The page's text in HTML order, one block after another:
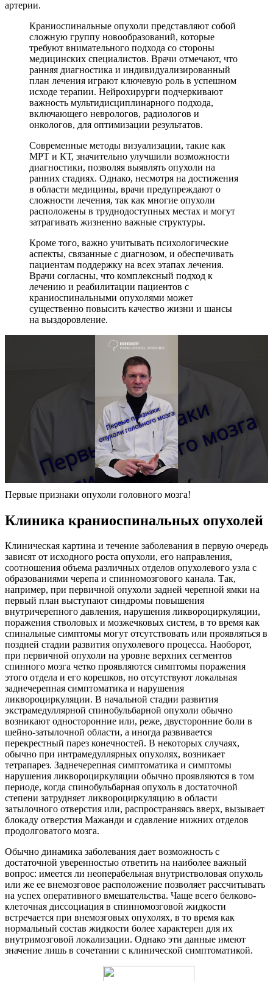
артерии.
Краниоспинальные опухоли представляют собой
сложную группу новообразований, которые
требуют внимательного подхода со стороны
медицинских специалистов. Врачи отмечают, что
ранняя диагностика и индивидуализированный
план лечения играют ключевую роль в успешном
исходе терапии. Нейрохирурги подчеркивают
важность мультидисциплинарного подхода,
включающего неврологов, радиологов и
онкологов, для оптимизации результатов.
Современные методы визуализации, такие как
МРТ и КТ, значительно улучшили возможности
диагностики, позволяя выявлять опухоли на
ранних стадиях. Однако, несмотря на достижения
в области медицины, врачи предупреждают о
сложности лечения, так как многие опухоли
расположены в труднодоступных местах и могут
затрагивать жизненно важные структуры.
Кроме того, важно учитывать психологические
аспекты, связанные с диагнозом, и обеспечивать
пациентам поддержку на всех этапах лечения.
Врачи согласны, что комплексный подход к
лечению и реабилитации пациентов с
краниоспинальными опухолями может
существенно повысить качество жизни и шансы
на выздоровление.
Первые признаки опухоли головного мозга!
Клиника краниоспинальных опухолей
Клиническая картина и течение заболевания в первую очередь
зависят от исходного роста опухоли, его направления,
соотношения объема различных отделов опухолевого узла с
образованиями черепа и спинномозгового канала. Так,
например, при первичной опухоли задней черепной ямки на
первый план выступают синдромы повышения
внутричерепного давления, нарушения ликвороциркуляции,
поражения стволовых и мозжечковых систем, в то время как
спинальные симптомы могут отсутствовать или проявляться в
поздней стадии развития опухолевого процесса. Наоборот,
при первичной опухоли на уровне верхних сегментов
спинного мозга четко проявляются симптомы поражения
этого отдела и его корешков, но отсутствуют локальная
заднечерепная симптоматика и нарушения
ликвороциркуляции. В начальной стадии развития
экстрамедуллярной спинобульбарной опухоли обычно
возникают односторонние или, реже, двусторонние боли в
шейно-затылочной области, а иногда развивается
перекрестный парез конечностей. В некоторых случаях,
обычно при интрамедуллярных опухолях, возникает
тетрапарез. Заднечерепная симптоматика и симптомы
нарушения ликвороциркуляции обычно проявляются в том
периоде, когда спинобульбарная опухоль в достаточной
степени затрудняет ликвороциркуляцию в области
затылочного отверстия или, распространяясь вверх, вызывает
блокаду отверстия Мажанди и сдавление нижних отделов
продолговатого мозга.
Обычно динамика заболевания дает возможность с
достаточной уверенностью ответить на наиболее важный
вопрос: имеется ли неоперабельная внутристволовая опухоль
или же ее внемозговое расположение позволяет рассчитывать
на успех оперативного вмешательства. Чаще всего белково-
клеточная диссоциация в спинномозговой жидкости
встречается при внемозговых опухолях, в то время как
нормальный состав жидкости более характерен для их
внутримозговой локализации. Однако эти данные имеют
значение лишь в сочетании с клинической симптоматикой.